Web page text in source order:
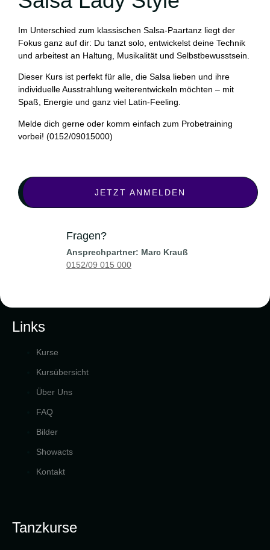
Im Unterschied zum klassischen Salsa-Paartanz liegt der
Fokus ganz auf dir: Du tanzt solo, entwickelst deine Technik
und arbeitest an Haltung, Musikalität und Selbstbewusstsein.
Dieser Kurs ist perfekt für alle, die Salsa lieben und ihre
individuelle Ausstrahlung weiterentwickeln möchten – mit
Spaß, Energie und ganz viel Latin-Feeling.
Melde dich gerne oder komm einfach zum Probetraining
vorbei! (0152/09015000)
JETZT ANMELDEN
Fragen?
Ansprechpartner: Marc Krauß
0152/09 015 000
Links
Kurse
Kursübersicht
Über Uns
FAQ
Bilder
Showacts
Kontakt
Tanzkurse